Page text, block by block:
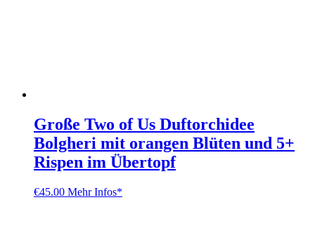
Große Two of Us Duftorchidee
Bolgheri mit orangen Blüten und 5+
Rispen im Übertopf
€45.00 Mehr Infos*